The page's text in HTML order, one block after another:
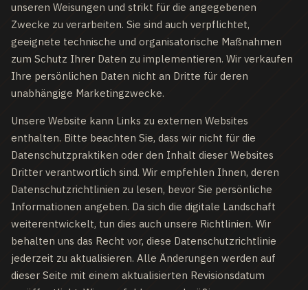
unseren Weisungen und strikt für die angegebenen
Zwecke zu verarbeiten. Sie sind auch verpflichtet,
geeignete technische und organisatorische Maßnahmen
zum Schutz Ihrer Daten zu implementieren. Wir verkaufen
Ihre persönlichen Daten nicht an Dritte für deren
unabhängige Marketingzwecke.
Unsere Website kann Links zu externen Websites
enthalten. Bitte beachten Sie, dass wir nicht für die
Datenschutzpraktiken oder den Inhalt dieser Websites
Dritter verantwortlich sind. Wir empfehlen Ihnen, deren
Datenschutzrichtlinien zu lesen, bevor Sie persönliche
Informationen angeben. Da sich die digitale Landschaft
weiterentwickelt, tun dies auch unsere Richtlinien. Wir
behalten uns das Recht vor, diese Datenschutzrichtlinie
jederzeit zu aktualisieren. Alle Änderungen werden auf
dieser Seite mit einem aktualisierten Revisionsdatum